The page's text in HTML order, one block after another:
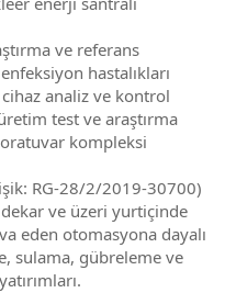
ve referans
hastalıkları
analiz ve kontrol
test ve araştırma
kompleksi
RG-28/2/2019-30700)
ve üzeri yurtiçinde
eden otomasyona dayalı
sulama, gübreleme ve